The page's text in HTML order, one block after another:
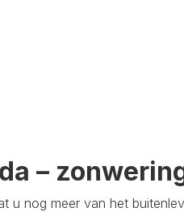
–
u nog meer van het